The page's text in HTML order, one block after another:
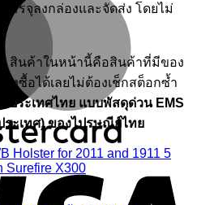
รรจุลงกล่องและจัดส่ง โดยไม่
สินค้าในหน้านี้คือสินค้าที่มีของ
สั่งซื้อได้เลยไม่ต้องเช็กสต็อกซ้ำ
ประเทศไทย แบบพัสดุด่วน EMS
ะเทศ) ของไปรษณีย์ไทย